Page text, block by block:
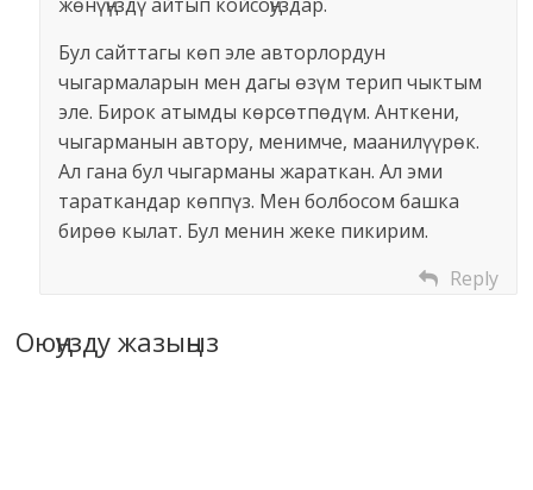
Бул сайттагы көп эле авторлордун
чыгармаларын мен дагы өзүм терип чыктым
эле. Бирок атымды көрсөтпөдүм. Анткени,
чыгарманын автору, менимче, маанилүүрөк.
Ал гана бул чыгарманы жараткан. Ал эми
тараткандар көппүз. Мен болбосом башка
бирөө кылат. Бул менин жеке пикирим.
Reply
Оюңузду жазыңыз